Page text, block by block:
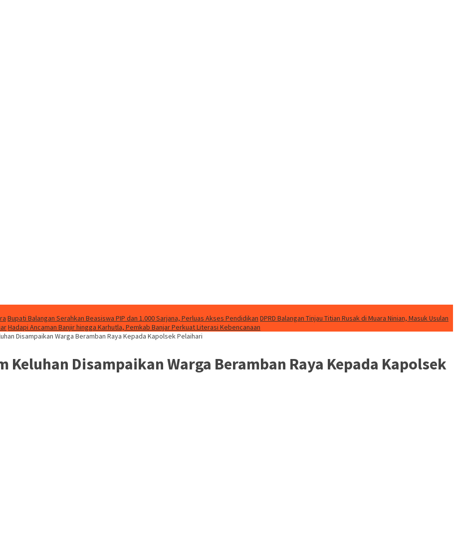
Bupati Balangan Serahkan Beasiswa PIP dan 1.000 Sarjana, Perluas Akses Pendidikan DPRD Balangan Tinjau Titian Rusak di Muara Ninian, Masuk Usulan
Hadapi Ancaman Banjir hingga Karhutla, Pemkab Banjar Perkuat Literasi Kebencanaan
Disampaikan Warga Beramban Raya Kepada Kapolsek Pelaihari
Keluhan Disampaikan Warga Beramban Raya Kepada Kapolsek